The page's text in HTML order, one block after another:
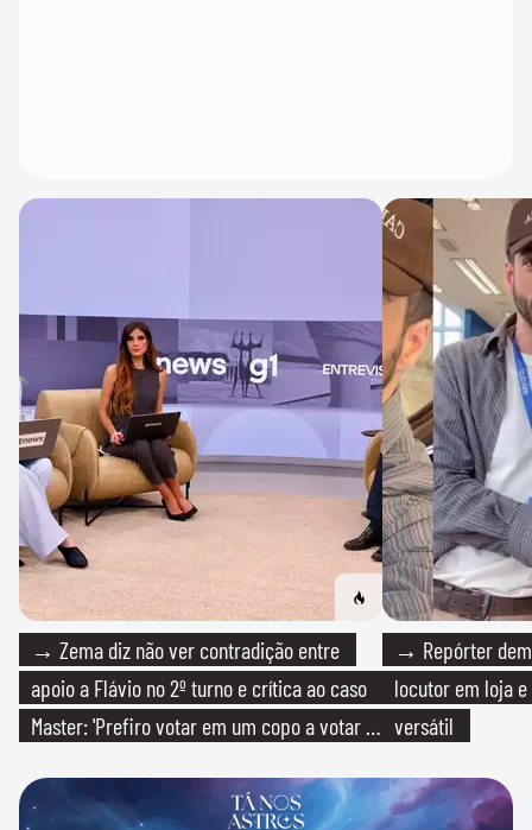
→ Zema diz não ver contradição entre
apoio a Flávio no 2º turno e crítica ao caso
Master: 'Prefiro votar em um copo a votar no
→ Repórter
locutor em loja
versátil